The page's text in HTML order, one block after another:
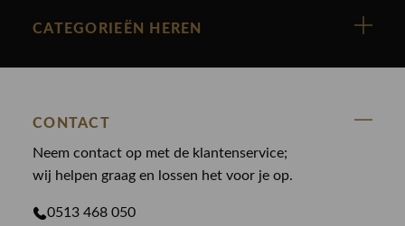
Cast Iron
Paul en Shark
Nieuw binnen
Blouses
Broeken
Gilets
Jassen
CATEGORIEËN HEREN
Broeken
Colberts
Giftcards
Jassen
CONTACT
Neem contact op met de klantenservice;
wij helpen graag en lossen het voor je op.
0513 468 050